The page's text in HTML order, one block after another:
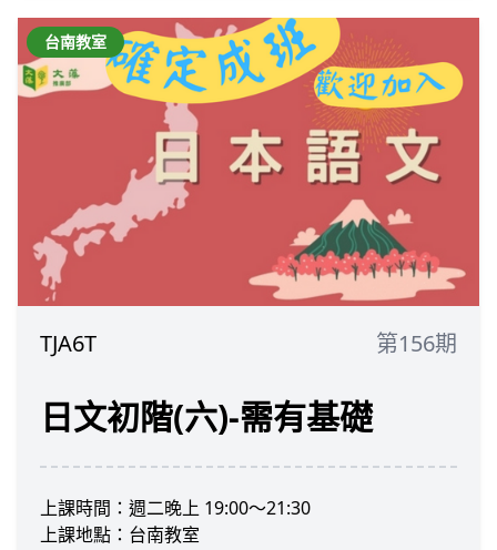
台南教室
TJA6T 第156期
日文初階(六)-需有基礎
上課時間：週二晚上 19:00～21:30
上課地點：台南教室